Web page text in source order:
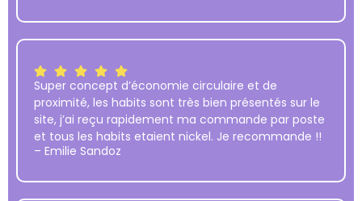
Super concept d’économie circulaire et de
proximité, les habits sont très bien présentés sur le
site, j’ai reçu rapidement ma commande par poste
et tous les habits etaient nickel. Je recommande !!
– Emilie Sandoz